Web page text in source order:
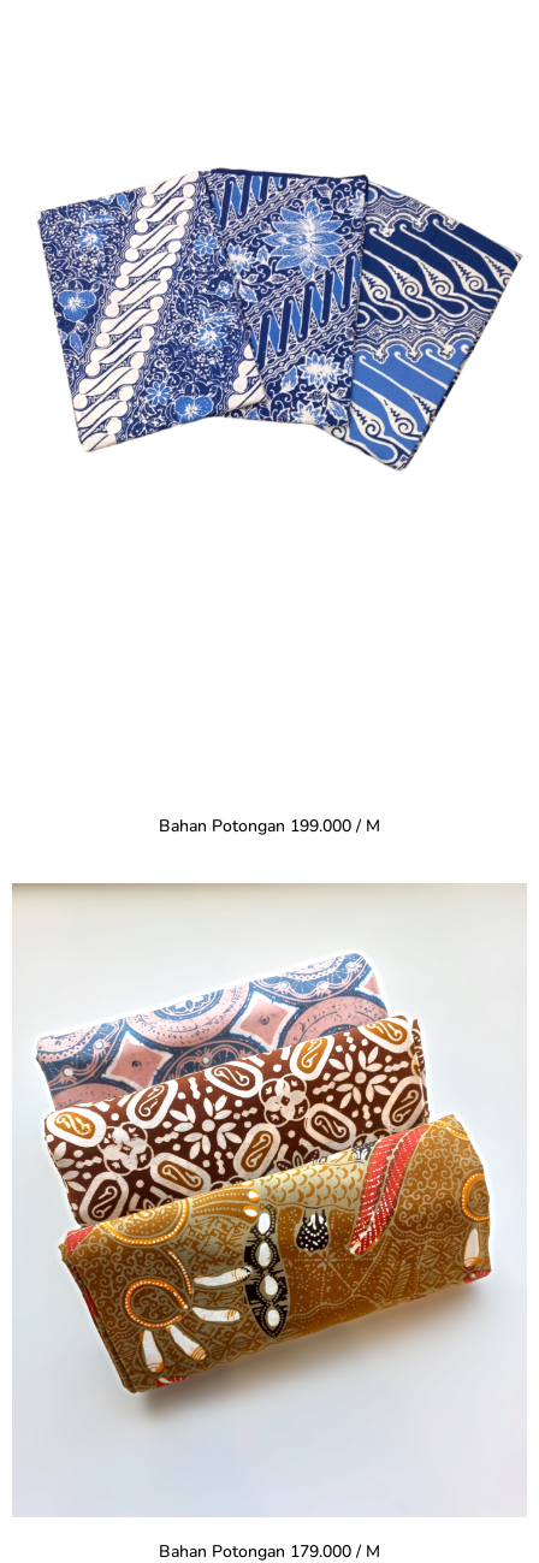
Bahan Potongan 199.000 / M
Bahan Potongan 179.000 / M